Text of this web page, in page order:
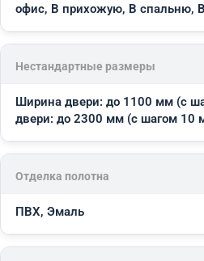
офис, В прихожую, В спальню,
Нестандартные размеры
Ширина двери: до 1100 мм (с
двери: до 2300 мм (с шагом 10
Отделка полотна
ПВХ, Эмаль